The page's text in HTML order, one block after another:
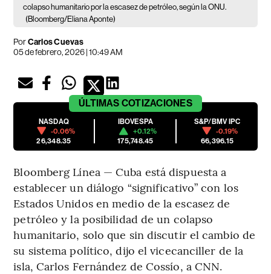
colapso humanitario por la escasez de petróleo, según la ONU.
(Bloomberg/Eliana Aponte)
PorCarlos Cuevas
05 de febrero, 2026 | 10:49 AM
ÚLTIMAS COTIZACIONES
NASDAQ
-0.06%
26,348.35
IBOVESPA
+0.12%
175,748.45
S&P/BMV IPC
-0.19%
66,396.15
Bloomberg Línea — Cuba está dispuesta a
establecer un diálogo “significativo” con los
Estados Unidos en medio de la escasez de
petróleo y la posibilidad de un colapso
humanitario, solo que sin discutir el cambio de
su sistema político, dijo el vicecanciller de la
isla, Carlos Fernández de Cossío, a CNN.